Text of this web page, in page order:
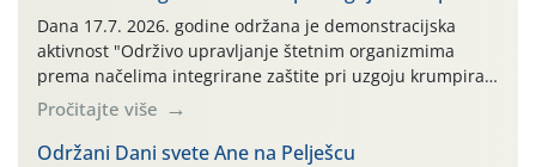
AGRONOM, ALBAUGH TKI* (PINUS […]
Dana 17.7. 2026. godine održana je demonstracijska
aktivnost "Održivo upravljanje štetnim organizmima
prema načelima integrirane zaštite pri uzgoju krumpira"
na pokusnom polju "Poredje", kraj naselja Belica (ARKOD
parcela ID 2445031) (središnji dio Međimurske županije).
Pročitajte više
Održani Dani svete Ane na Pelješcu